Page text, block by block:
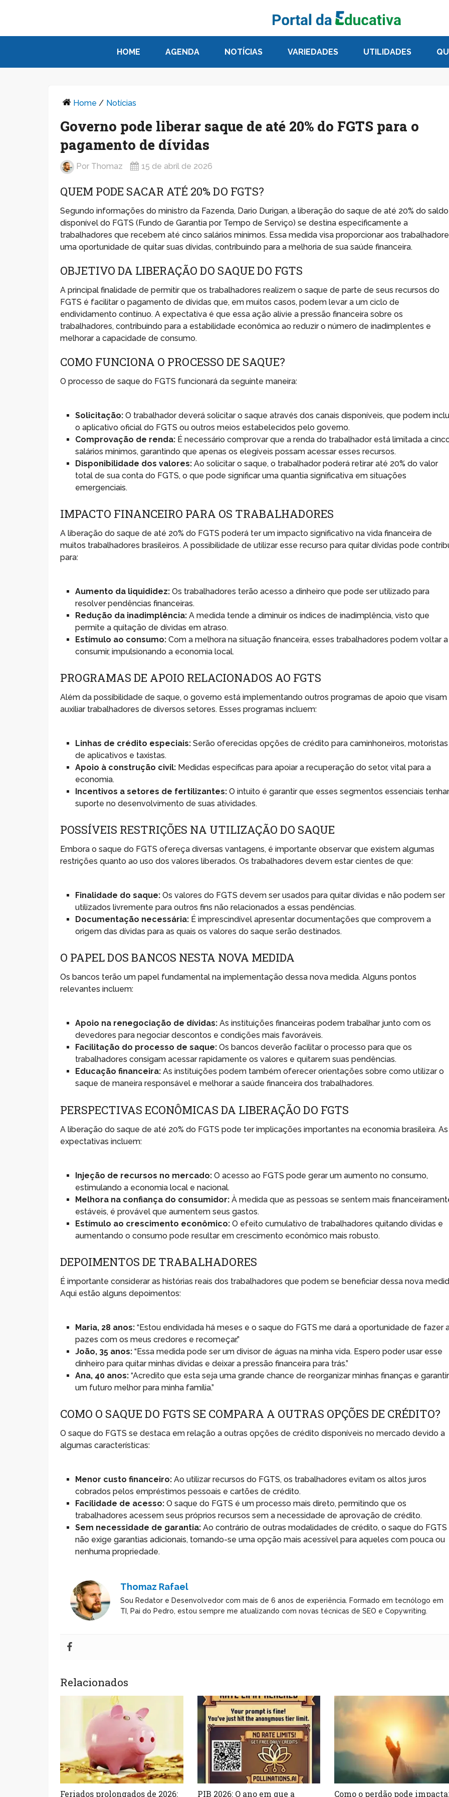
HOME AGENDA NOTÍCIAS VARIEDADES UTILIDADES
Home / Notícias
Governo pode liberar saque de até 20% do FGTS para o
pagamento de dívidas
Por Thomaz 15 de abril de 2026
QUEM PODE SACAR ATÉ 20% DO FGTS?
Segundo informações do ministro da Fazenda, Dario Durigan, a liberação do saque de até 20% do saldo
disponível do FGTS (Fundo de Garantia por Tempo de Serviço) se destina especificamente a
trabalhadores que recebem até cinco salários mínimos. Essa medida visa proporcionar aos
uma oportunidade de quitar suas dívidas, contribuindo para a melhoria de sua saúde financeira.
OBJETIVO DA LIBERAÇÃO DO SAQUE DO FGTS
A principal finalidade de permitir que os trabalhadores realizem o saque de parte de seus recursos do
FGTS é facilitar o pagamento de dívidas que, em muitos casos, podem levar a um ciclo de
endividamento contínuo. A expectativa é que essa ação alivie a pressão financeira sobre os
trabalhadores, contribuindo para a estabilidade econômica ao reduzir o número de inadimplentes e
melhorar a capacidade de consumo.
COMO FUNCIONA O PROCESSO DE SAQUE?
O processo de saque do FGTS funcionará da seguinte maneira:
Solicitação: O trabalhador deverá solicitar o saque através dos canais disponíveis, que podem
o aplicativo oficial do FGTS ou outros meios estabelecidos pelo governo.
Comprovação de renda: É necessário comprovar que a renda do trabalhador está limitada a
salários mínimos, garantindo que apenas os elegíveis possam acessar esses recursos.
Disponibilidade dos valores: Ao solicitar o saque, o trabalhador poderá retirar até 20% do valor
total de sua conta do FGTS, o que pode significar uma quantia significativa em situações
emergenciais.
IMPACTO FINANCEIRO PARA OS TRABALHADORES
A liberação do saque de até 20% do FGTS poderá ter um impacto significativo na vida financeira de
muitos trabalhadores brasileiros. A possibilidade de utilizar esse recurso para quitar dívidas pode
para:
Aumento da liquididez: Os trabalhadores terão acesso a dinheiro que pode ser utilizado para
resolver pendências financeiras.
Redução da inadimplência: A medida tende a diminuir os índices de inadimplência, visto que
permite a quitação de dívidas em atraso.
Estímulo ao consumo: Com a melhora na situação financeira, esses trabalhadores podem voltar a
consumir, impulsionando a economia local.
PROGRAMAS DE APOIO RELACIONADOS AO FGTS
Além da possibilidade de saque, o governo está implementando outros programas de apoio que visam
auxiliar trabalhadores de diversos setores. Esses programas incluem:
Linhas de crédito especiais: Serão oferecidas opções de crédito para caminhoneiros, motoristas
de aplicativos e taxistas.
Apoio à construção civil: Medidas específicas para apoiar a recuperação do setor, vital para a
economia.
Incentivos a setores de fertilizantes: O intuito é garantir que esses segmentos essenciais
suporte no desenvolvimento de suas atividades.
POSSÍVEIS RESTRIÇÕES NA UTILIZAÇÃO DO SAQUE
Embora o saque do FGTS ofereça diversas vantagens, é importante observar que existem algumas
restrições quanto ao uso dos valores liberados. Os trabalhadores devem estar cientes de que:
Finalidade do saque: Os valores do FGTS devem ser usados para quitar dívidas e não podem ser
utilizados livremente para outros fins não relacionados a essas pendências.
Documentação necessária: É imprescindível apresentar documentações que comprovem a
origem das dívidas para as quais os valores do saque serão destinados.
O PAPEL DOS BANCOS NESTA NOVA MEDIDA
Os bancos terão um papel fundamental na implementação dessa nova medida. Alguns pontos
relevantes incluem:
Apoio na renegociação de dívidas: As instituições financeiras podem trabalhar junto com os
devedores para negociar descontos e condições mais favoráveis.
Facilitação do processo de saque: Os bancos deverão facilitar o processo para que os
trabalhadores consigam acessar rapidamente os valores e quitarem suas pendências.
Educação financeira: As instituições podem também oferecer orientações sobre como utilizar o
saque de maneira responsável e melhorar a saúde financeira dos trabalhadores.
PERSPECTIVAS ECONÔMICAS DA LIBERAÇÃO DO FGTS
A liberação do saque de até 20% do FGTS pode ter implicações importantes na economia brasileira. As
expectativas incluem:
Injeção de recursos no mercado: O acesso ao FGTS pode gerar um aumento no consumo,
estimulando a economia local e nacional.
Melhora na confiança do consumidor: À medida que as pessoas se sentem mais
estáveis, é provável que aumentem seus gastos.
Estímulo ao crescimento econômico: O efeito cumulativo de trabalhadores quitando dívidas e
aumentando o consumo pode resultar em crescimento econômico mais robusto.
DEPOIMENTOS DE TRABALHADORES
É importante considerar as histórias reais dos trabalhadores que podem se beneficiar dessa nova
Aqui estão alguns depoimentos:
Maria, 28 anos: “Estou endividada há meses e o saque do FGTS me dará a oportunidade de fazer
pazes com os meus credores e recomeçar.”
João, 35 anos: “Essa medida pode ser um divisor de águas na minha vida. Espero poder usar esse
dinheiro para quitar minhas dívidas e deixar a pressão financeira para trás.”
Ana, 40 anos: “Acredito que esta seja uma grande chance de reorganizar minhas finanças e garantir
um futuro melhor para minha família.”
COMO O SAQUE DO FGTS SE COMPARA A OUTRAS OPÇÕES DE CRÉDITO?
O saque do FGTS se destaca em relação a outras opções de crédito disponíveis no mercado devido a
algumas características:
Menor custo financeiro: Ao utilizar recursos do FGTS, os trabalhadores evitam os altos juros
cobrados pelos empréstimos pessoais e cartões de crédito.
Facilidade de acesso: O saque do FGTS é um processo mais direto, permitindo que os
trabalhadores acessem seus próprios recursos sem a necessidade de aprovação de crédito.
Sem necessidade de garantia: Ao contrário de outras modalidades de crédito, o saque do FGTS
não exige garantias adicionais, tornando-se uma opção mais acessível para aqueles com pouca ou
nenhuma propriedade.
Thomaz Rafael
Sou Redator e Desenvolvedor com mais de 6 anos de experiência. Formado em tecnólogo em
TI, Pai do Pedro, estou sempre me atualizando com novas técnicas de SEO e Copywriting.
Relacionados
Feriados prolongados de 2026: PIB 2026: O ano em que a Como o perdão pode